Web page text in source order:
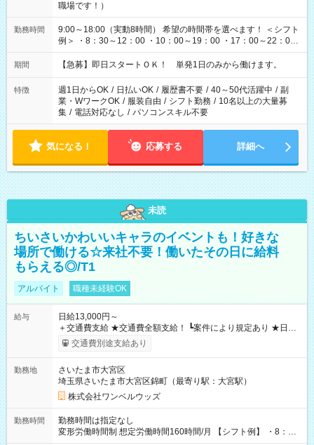
職場です！）
勤務時間
9:00～18:00（実動8時間） 希望の時間帯を選べます！ ＜シフト
例＞ ・8：30～12：00 ・10：00～19：00 ・17：00～22：00
・13：00～22：00 ・22：00～翌6：00 など
期間 【急募】即日スタートＯＫ！ 単発1日のみから働けます。
特徴 週1日からOK / 日払いOK / 履歴書不要 / 40～50代活躍中 / 副
業・WワークOK / 服装自由 / シフト勤務 / 10名以上の大量募
集 / 電話対応なし / パソコンスキル不要
気になる！ 応募する 詳細へ
未読
ちいさいかわいいキャラのイベントも！好きな
場所で働ける☆来社不要！働いたその日に給料
もらえる◎/T1
アルバイト 職種未経験OK
給与
日給13,000円～
＋交通費支給 ★交通費全額支給！ ┗案件により規定あり ★日払
いOK！（規定あり） ┗働いたその日に現金GET♪ お仕事後はコ
ンビニATMから 日払い分を引き落とせます！ 【試用期間】試
交通費別途支給あり
勤務地
さいたま市大宮区
埼玉県さいたま市大宮区錦町（最寄り駅：大宮駅）
株式会社ワンベルウッズ
勤務時間
勤務時間は指定なし
変形労働時間制 想定労働時間160時間/月 【シフト例】 ・8：00
～21：00